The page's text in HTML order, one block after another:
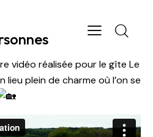
vidéo réalisée pour le gîte Le
lieu plein de charme où l’on se